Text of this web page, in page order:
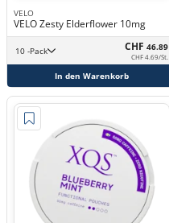
VELO
VELO Zesty Elderflower 10mg
10 -Pack CHF 46.89
CHF 4.69/St.
In den Warenkorb